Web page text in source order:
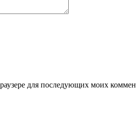
для последующих моих